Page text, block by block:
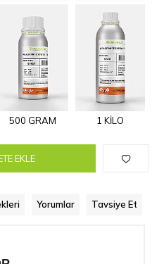
500 GRAM 1 KİLO
EKLE
Yorumlar Tavsiye Et